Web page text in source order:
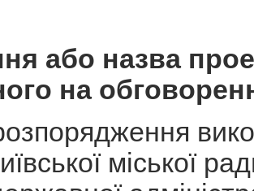
або назва
на
міської